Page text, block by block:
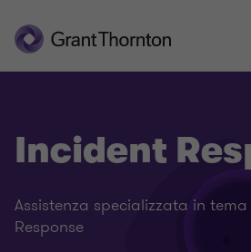
Incident
Assistenza specializzata in
Response